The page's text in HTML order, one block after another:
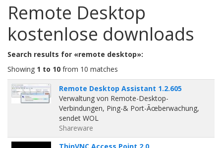
Remote Desktop
kostenlose downloads
Search results for «remote desktop»:
Showing 1 to 10 from 10 matches
Remote Desktop Assistant 1.2.605
Verwaltung von Remote-Desktop-
Verbindungen, Ping-& Port-Ãœberwachung,
sendet WOL
Shareware